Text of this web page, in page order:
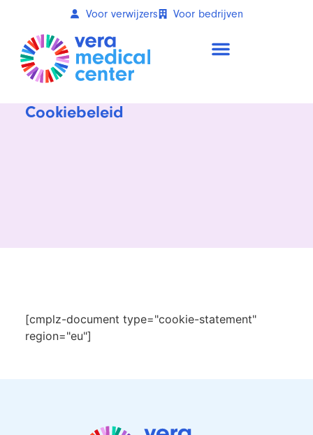
Voor verwijzers Voor bedrijven
Cookiebeleid
[cmplz-document type="cookie-statement"
region="eu"]